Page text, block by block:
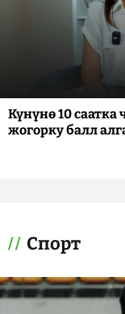
Күнүнө 10
жогорку балл
Спорт